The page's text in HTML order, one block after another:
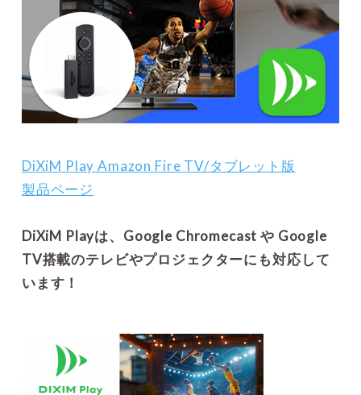
DiXiM Play Amazon Fire TV/タブレット版
製品ページ
DiXiM Playは、Google Chromecast や Google
TV搭載のテレビやプロジェクターにも対応して
います！